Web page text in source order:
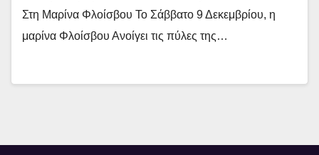
Στη Μαρίνα Φλοίσβου Το Σάββατο 9 Δεκεμβρίου, η
μαρίνα Φλοίσβου Ανοίγει τις πύλες της…